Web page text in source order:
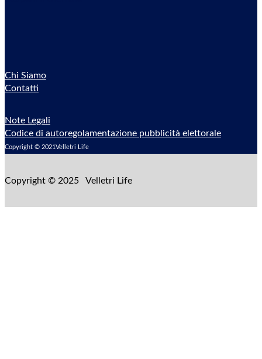
Chi Siamo
Contatti
Note Legali
Codice di autoregolamentazione pubblicità elettorale
Copyright © 2021Velletri Life
Copyright © 2025 Velletri Life